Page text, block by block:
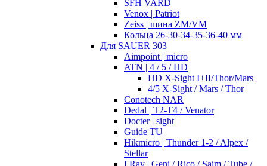
SFH VARD
Venox | Patriot
Zeiss | шина ZM/VM
Кольца 26-30-34-35-36-40 мм
Для SAUER 303
Aimpoint | micro
ATN | 4 / 5 / HD
HD X-Sight I+II/Thor/Mars
4/5 X-Sight / Mars / Thor
Conotech NAR
Dedal | T2-T4 / Venator
Docter | sight
Guide TU
Hikmicro | Thunder 1-2 / Alpex /
Stellar
I Ray | Geni / Rico / Saim / Tube /